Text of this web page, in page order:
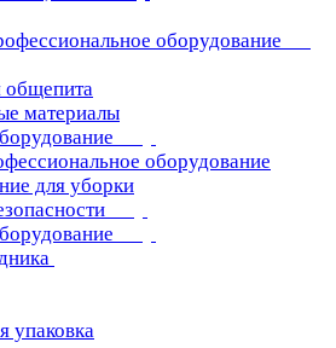
оборудование
общепита
материалы
оборудование
для уборки
упаковка